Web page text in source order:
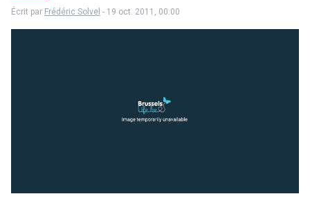
Écrit par Frédéric Solvel - 19 oct. 2011, 00:00